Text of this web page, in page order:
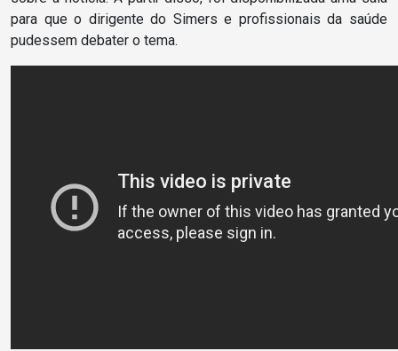
para que o dirigente do Simers e profissionais da saúde
pudessem debater o tema.